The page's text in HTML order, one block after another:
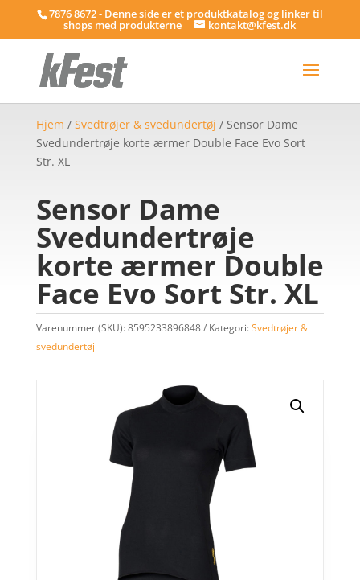
7876 8672 - Denne side er et produktkatalog og linker til
shops med produkterne kontakt@kfest.dk
Hjem / Svedtrøjer & svedundertøj / Sensor Dame
Svedundertrøje korte ærmer Double Face Evo Sort
Str. XL
Sensor Dame
Svedundertrøje
korte ærmer Double
Face Evo Sort Str. XL
Varenummer (SKU):8595233896848 Kategori:Svedtrøjer &
svedundertøj